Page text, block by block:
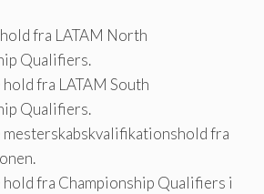
fra LATAM North
Qualifiers.
hold fra LATAM South
Qualifiers.
mesterskabskvalifikationshold fra
hold fra Championship Qualifiers i